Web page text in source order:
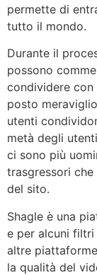
permette di
tutto il mondo.
Durante il
possono
condividere con
posto
utenti
metà degli
ci sono più
trasgressori
del sito.
Shagle è una
e per alcuni filtri
altre
la qualità del